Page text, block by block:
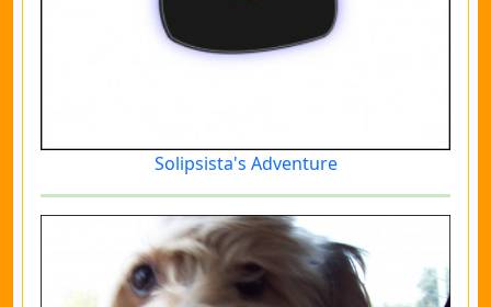
Solipsista's Adventure